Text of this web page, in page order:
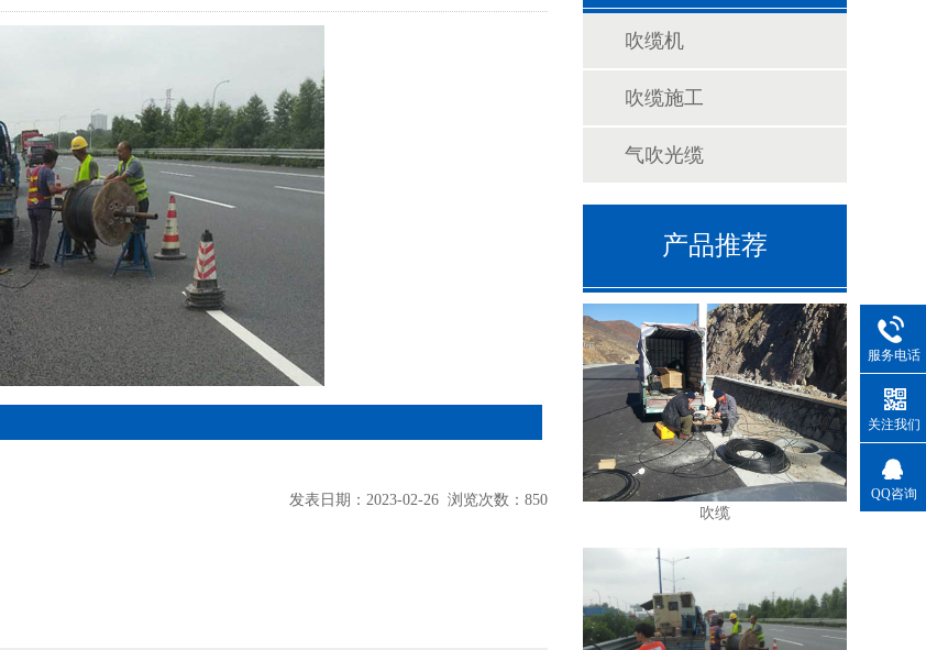
吹缆机
吹缆施工
气吹光缆
产品推荐
吹缆
发表日期：2023-02-26 浏览次数：850
服务电话
关注我们
QQ咨询